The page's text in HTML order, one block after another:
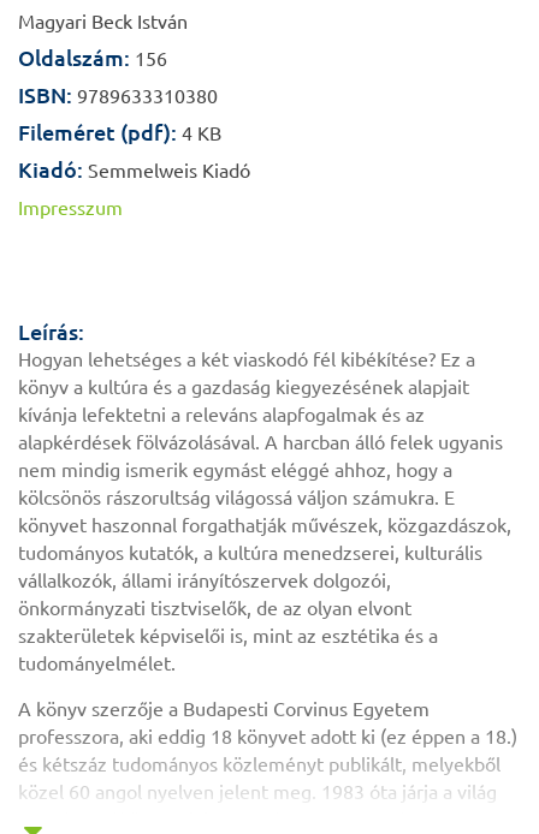
Magyari Beck István
Oldalszám: 156
ISBN: 9789633310380
Fileméret (pdf): 4 KB
Kiadó: Semmelweis Kiadó
Impresszum
Leírás:
Hogyan lehetséges a két viaskodó fél kibékítése? Ez a
könyv a kultúra és a gazdaság kiegyezésének alapjait
kívánja lefektetni a releváns alapfogalmak és az
alapkérdések fölvázolásával. A harcban álló felek ugyanis
nem mindig ismerik egymást eléggé ahhoz, hogy a
kölcsönös rászorultság világossá váljon számukra. E
könyvet haszonnal forgathatják művészek, közgazdászok,
tudományos kutatók, a kultúra menedzserei, kulturális
vállalkozók, állami irányítószervek dolgozói,
önkormányzati tisztviselők, de az olyan elvont
szakterületek képviselői is, mint az esztétika és a
tudományelmélet.
A könyv szerzője a Budapesti Corvinus Egyetem
professzora, aki eddig 18 könyvet adott ki (ez éppen a 18.)
és kétszáz tudományos közleményt publikált, melyekből
közel 60 angol nyelven jelent meg. 1983 óta járja a világ